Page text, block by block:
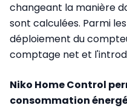
changeant la manière
sont calculées. Parmi
déploiement du
comptage net et
Niko Home Control
consommation